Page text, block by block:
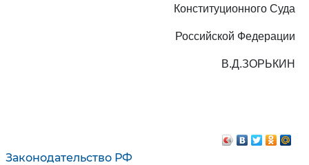
Законодательство РФ
Конституционного Суда
Российской Федерации
В.Д.ЗОРЬКИН